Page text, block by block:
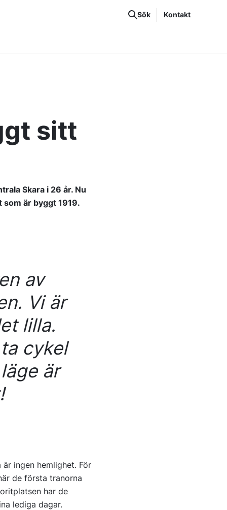
Sök Kontakt
sitt
Skara i 26 år. Nu
som är byggt 1919.
av
Vi är
lilla.
cykel
är
ingen hemlighet. För
de första tranorna
har de
lediga dagar.